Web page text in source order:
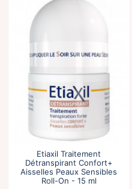
Etiaxil Traitement
Détranspirant Confort+
Aisselles Peaux Sensibles
Roll-On - 15 ml